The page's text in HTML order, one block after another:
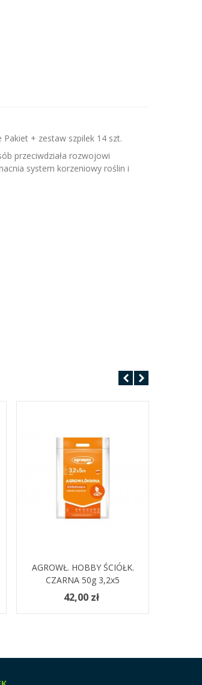
+ zestaw szpilek 14 szt.
przeciwdziała rozwojowi
system korzeniowy roślin i
Dodaj Do Koszyka
AGROWŁ. HOBBY ŚCIÓŁK.
CZARNA 50g 3,2x5
42,00 zł